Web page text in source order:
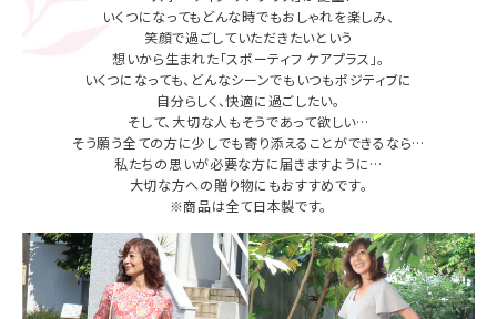
いくつになってもどんな時でもおしゃれを楽しみ、
笑顔で過ごしていただきたいという
想いから生まれた「スポーティフ ケアプラス」。
いくつになっても、どんなシーンでもいつもポジティブに
自分らしく、快適に過ごしたい。
そして、大切な人もそうであって欲しい…
そう願う全ての方に少しでも寄り添えることができるなら…
私たちの思いが必要な方に届きますように…
大切な方への贈り物にもおすすめです。
※商品は全て日本製です。